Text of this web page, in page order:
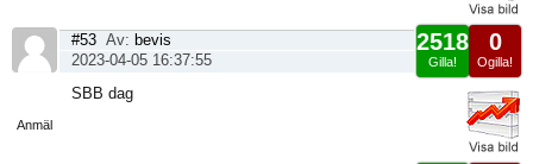
Anmäl
0
Ogilla!
2518
Gilla!
#53 Av: bevis
2023-04-05 16:37:55
SBB dag